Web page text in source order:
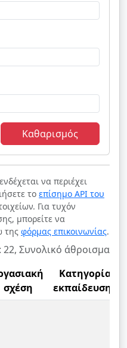
Καθαρισμός
να περιέχει
το επίσημο API του
Για τυχόν
μπορείτε να
της φόρμας επικοινωνίας.
Συνολικό άθροισμα
σχέση
Κατηγορία
εκπαίδευσης